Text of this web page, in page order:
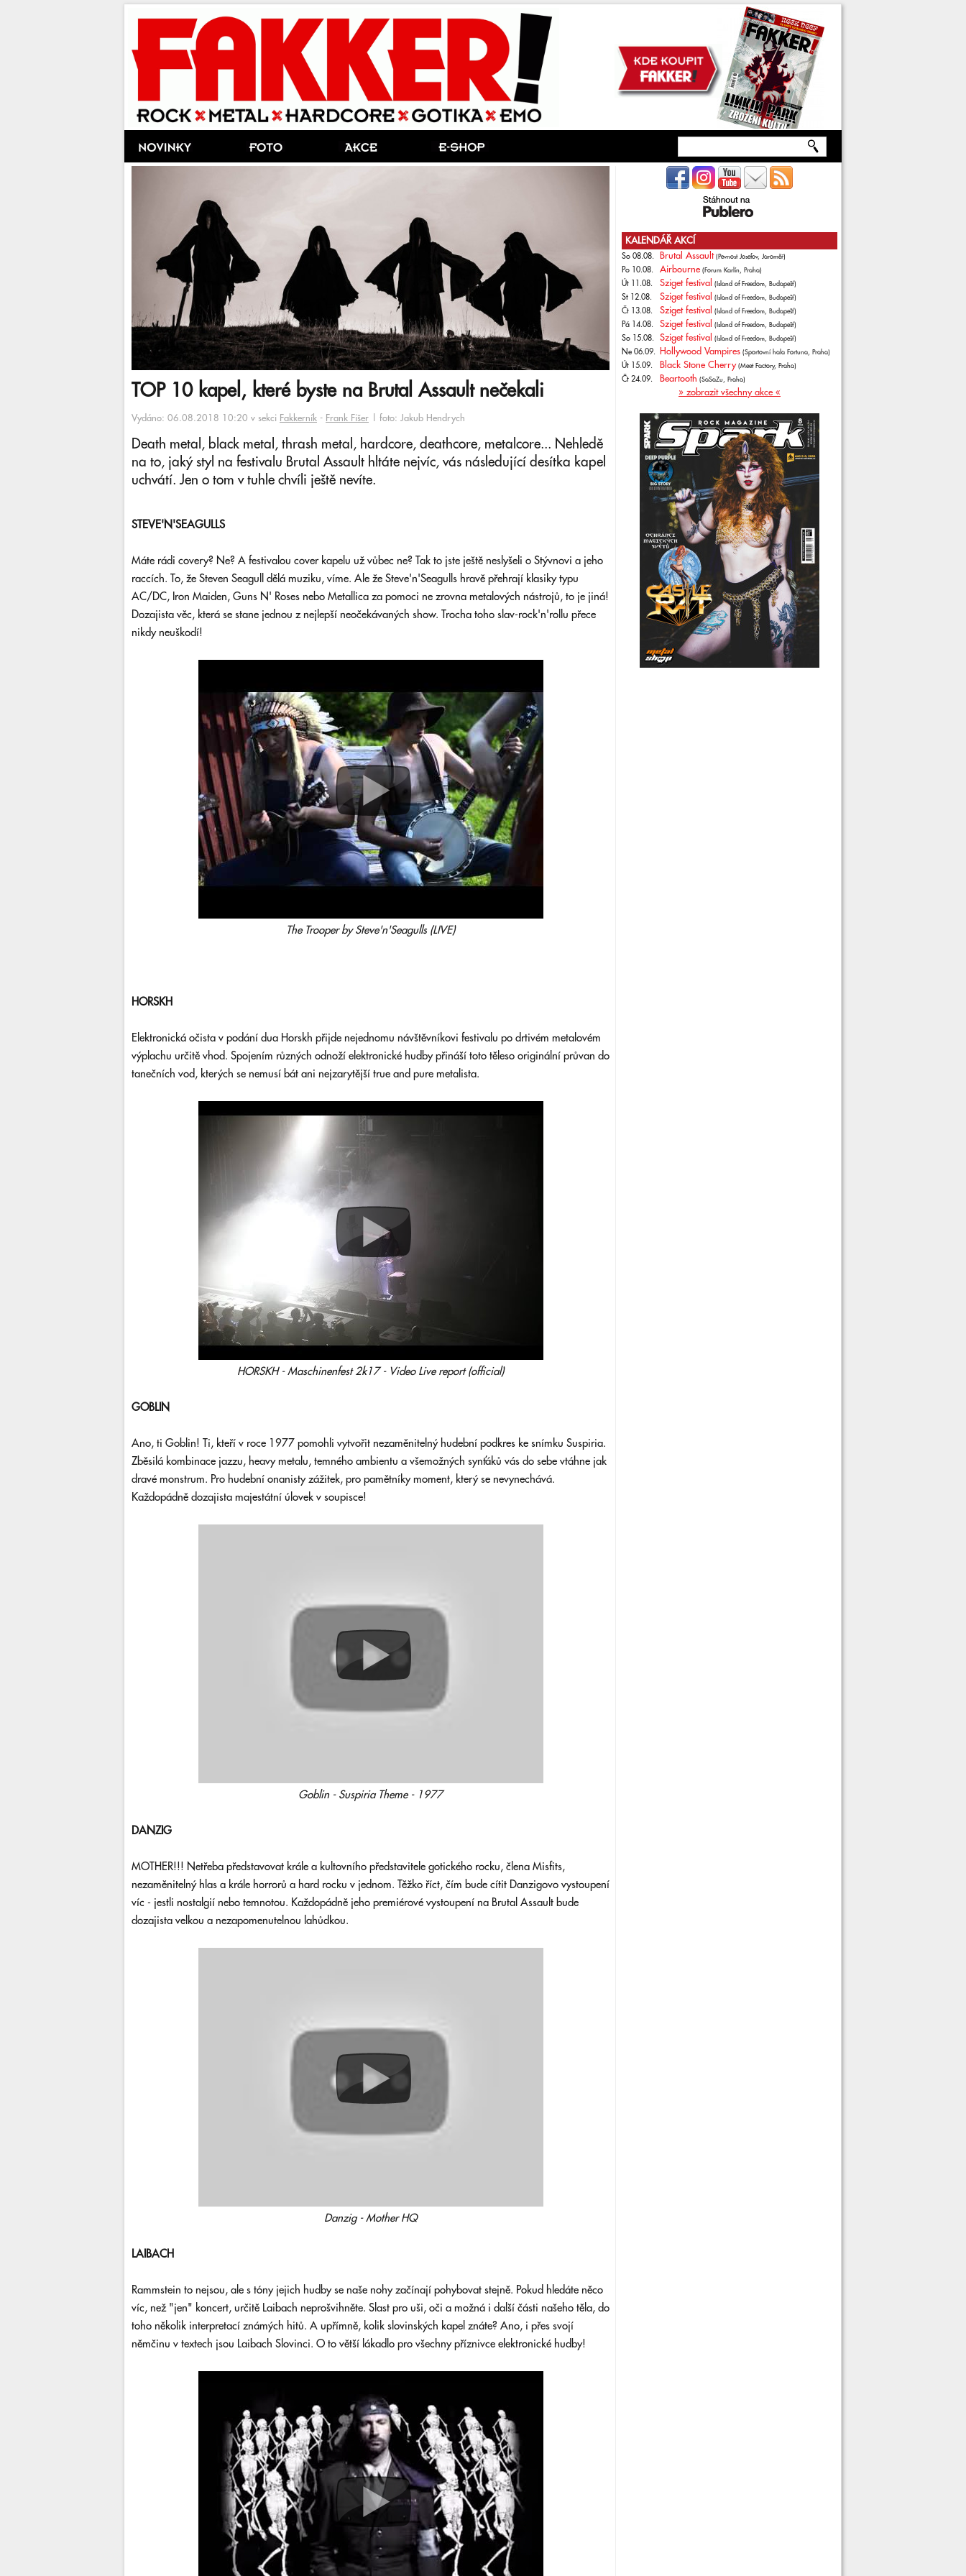
TOP 10 kapel, které byste na Brutal Assault nečekali
Vydáno: 06.08.2018 10:20 v sekci Fakkerník - Frank Fišer | foto: Jakub Hendrych
Death metal, black metal, thrash metal, hardcore, deathcore, metalcore... Nehledě
na to, jaký styl na festivalu Brutal Assault hltáte nejvíc, vás následující desítka kapel
uchvátí. Jen o tom v tuhle chvíli ještě nevíte.
STEVE'N'SEAGULLS
Máte rádi covery? Ne? A festivalou cover kapelu už vůbec ne? Tak to jste ještě neslyšeli o Stývnovi a jeho
raccích. To, že Steven Seagull dělá muziku, víme. Ale že Steve'n'Seagulls hravě přehrají klasiky typu
AC/DC, Iron Maiden, Guns N' Roses nebo Metallica za pomoci ne zrovna metalových nástrojů, to je jiná!
Dozajista věc, která se stane jednou z nejlepší neočekávaných show. Trocha toho slav-rock'n'rollu přece
nikdy neuškodí!
The Trooper by Steve'n'Seagulls (LIVE)
HORSKH
Elektronická očista v podání dua Horskh přijde nejednomu návštěvníkovi festivalu po drtivém metalovém
výplachu určitě vhod. Spojením různých odnoží elektronické hudby přináší toto těleso originální průvan do
tanečních vod, kterých se nemusí bát ani nejzarytější true and pure metalista.
HORSKH - Maschinenfest 2k17 - Video Live report (official)
GOBLIN
Ano, ti Goblin! Ti, kteří v roce 1977 pomohli vytvořit nezaměnitelný hudební podkres ke snímku Suspiria.
Zběsilá kombinace jazzu, heavy metalu, temného ambientu a všemožných synťáků vás do sebe vtáhne jak
dravé monstrum. Pro hudební onanisty zážitek, pro pamětníky moment, který se nevynechává.
Každopádně dozajista majestátní úlovek v soupisce!
Goblin - Suspiria Theme - 1977
DANZIG
MOTHER!!! Netřeba představovat krále a kultovního představitele gotického rocku, člena Misfits,
nezaměnitelný hlas a krále horrorů a hard rocku v jednom. Těžko říct, čím bude cítit Danzigovo vystoupení
víc - jestli nostalgií nebo temnotou. Každopádně jeho premiérové vystoupení na Brutal Assault bude
dozajista velkou a nezapomenutelnou lahůdkou.
Danzig - Mother HQ
LAIBACH
Rammstein to nejsou, ale s tóny jejich hudby se naše nohy začínají pohybovat stejně. Pokud hledáte něco
víc, než "jen" koncert, určitě Laibach neprošvihněte. Slast pro uši, oči a možná i další části našeho těla, do
toho několik interpretací známých hitů. A upřímně, kolik slovinských kapel znáte? Ano, i přes svojí
němčinu v textech jsou Laibach Slovinci. O to větší lákadlo pro všechny příznivce elektronické hudby!
KALENDÁŘ AKCÍ
So 08.08. Brutal Assault (Pevnost Josefov, Jaroměř)
Po 10.08. Airbourne (Forum Karlín, Praha)
Út 11.08. Sziget festival (Island of Freedom, Budapešť)
St 12.08. Sziget festival (Island of Freedom, Budapešť)
Čt 13.08. Sziget festival (Island of Freedom, Budapešť)
Pá 14.08. Sziget festival (Island of Freedom, Budapešť)
So 15.08. Sziget festival (Island of Freedom, Budapešť)
Ne 06.09. Hollywood Vampires (Sportovní hala Fortuna, Praha)
Út 15.09. Black Stone Cherry (Meet Factory, Praha)
Čt 24.09. Beartooth (SaSaZu, Praha)
» zobrazit všechny akce «